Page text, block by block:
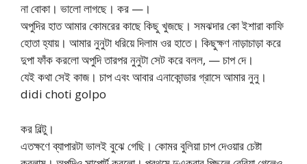
না বোকা। ভালো লাগছে। কর —।
অপুদির হাত আমার কোমরের কাছে কিছু খুজছে। সমঝদার কো ইশারা কাফি
হোতা হ্যায়। আমার নুনুটা ধরিয়ে দিলাম ওর হাতে। কিছুক্ষণ নাড়াচাড়া করে
দুপা ফাঁক করলো অপুদি তারপর নুনুটা সেট করে বলল, — চাপ দে।
যেই কথা সেই কাজ। চাপ এবং আবার এনাকোন্ডার গ্রাসে আমার নুনু।
didi choti golpo
কর বিল্টু।
এতক্ষণে ব্যাপারটা ভালই বুঝে গেছি। কোমর বুলিয়া চাপ দেওয়ার চেষ্টা